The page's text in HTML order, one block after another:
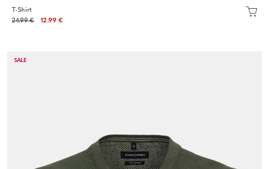
T-Shirt
24.99 €
12.99 €
SALE